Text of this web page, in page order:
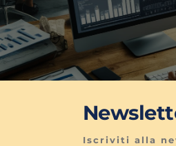
Iscriviti alla